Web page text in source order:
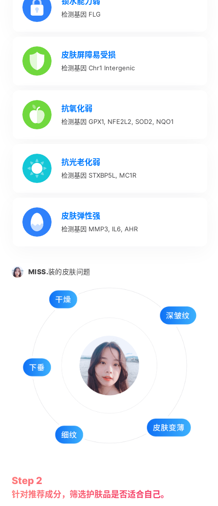
检测基因 FLG
皮肤屏障易受损
检测基因 Chr1 Intergenic
抗氧化弱
检测基因 GPX1, NFE2L2, SOD2, NQO1
抗光老化弱
检测基因 STXBP5L, MC1R
皮肤弹性强
检测基因 MMP3, IL6, AHR
MISS.装的皮肤问题
Step 2
针对推荐成分，筛选护肤品是否适合自己。